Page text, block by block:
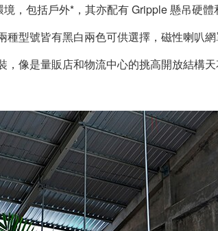
，包括戶外*，其亦配有 Gripple 懸吊硬體
型號皆有黑白兩色可供選擇，磁性喇叭網
像是量販店和物流中心的挑高開放結構